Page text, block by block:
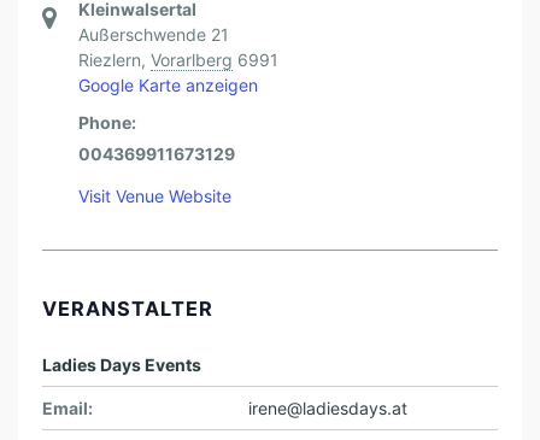
Kleinwalsertal
Außerschwende 21
Riezlern, Vorarlberg 6991
Google Karte anzeigen
Phone:
004369911673129
Visit Venue Website
VERANSTALTER
Ladies Days Events
Email: irene@ladiesdays.at